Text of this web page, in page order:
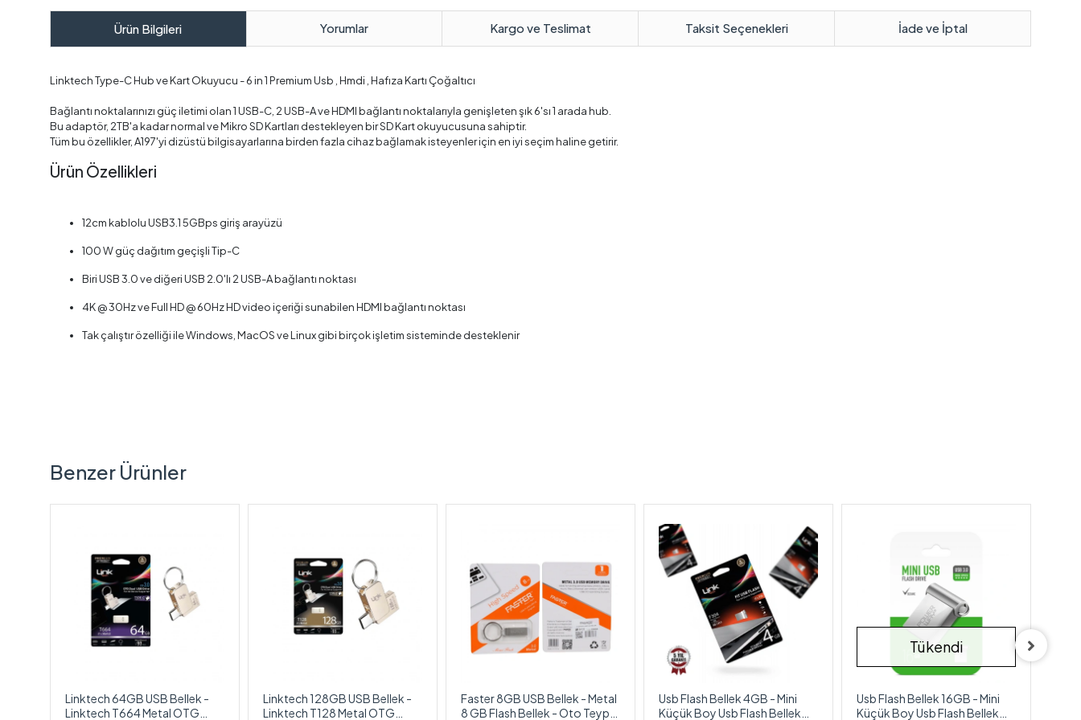
Ürün Bilgileri Yorumlar Kargo ve Teslimat Taksit Seçenekleri İade ve İptal
Linktech Type-C Hub ve Kart Okuyucu - 6 in 1 Premium Usb , Hmdi , Hafıza Kartı Çoğaltıcı
Bağlantı noktalarınızı güç iletimi olan 1 USB-C, 2 USB-A ve HDMI bağlantı noktalarıyla genişleten şık 6'sı 1 arada hub.
Bu adaptör, 2TB'a kadar normal ve Mikro SD Kartları destekleyen bir SD Kart okuyucusuna sahiptir.
Tüm bu özellikler, A197'yi dizüstü bilgisayarlarına birden fazla cihaz bağlamak isteyenler için en iyi seçim haline getirir.
Ürün Özellikleri
12cm kablolu USB3.1 5GBps giriş arayüzü
100 W güç dağıtım geçişli Tip-C
Biri USB 3.0 ve diğeri USB 2.0'lı 2 USB-A bağlantı noktası
4K @ 30Hz ve Full HD @ 60Hz HD video içeriği sunabilen HDMI bağlantı noktası
Tak çalıştır özelliği ile Windows, MacOS ve Linux gibi birçok işletim sisteminde desteklenir
Benzer Ürünler
Linktech 64GB USB Bellek -
Linktech T664 Metal OTG
Linktech 128GB USB Bellek -
Linktech T128 Metal OTG
Faster 8GB USB Bellek - Metal
8 GB Flash Bellek - Oto Teyp
Usb Flash Bellek 4GB - Mini
Küçük Boy Usb Flash Bellek
Tükendi
Usb Flash Bellek 16GB - Mini
Küçük Boy Usb Flash Bellek